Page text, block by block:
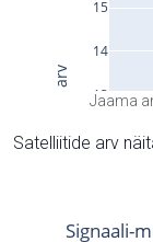
Jaama
Satelliitide arv